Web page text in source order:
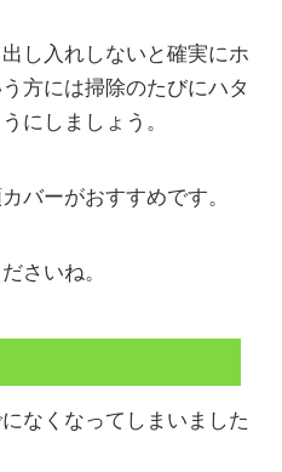
し入れしないと確実にホ
方には掃除のたびにハタ
にしましょう。
バーがおすすめです。
さいね。
なくなってしまいました